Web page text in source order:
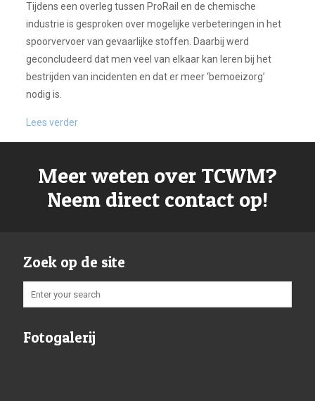
Tijdens een overleg tussen ProRail en de chemische
industrie is gesproken over mogelijke verbeteringen in het
spoorvervoer van gevaarlijke stoffen. Daarbij werd
geconcludeerd dat men veel van elkaar kan leren bij het
bestrijden van incidenten en dat er meer ‘bemoeizorg’
nodig is.
Lees verder
Meer weten over TCWM?
Neem direct contact op!
Zoek op de site
Fotogalerij